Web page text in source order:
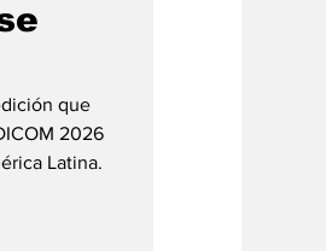
que
2026
Latina.